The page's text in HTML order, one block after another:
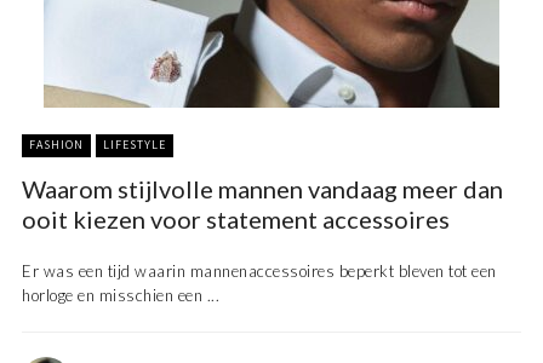
FASHION LIFESTYLE
Waarom stijlvolle mannen vandaag meer dan
ooit kiezen voor statement accessoires
Er was een tijd waarin mannenaccessoires beperkt bleven tot een
horloge en misschien een ...